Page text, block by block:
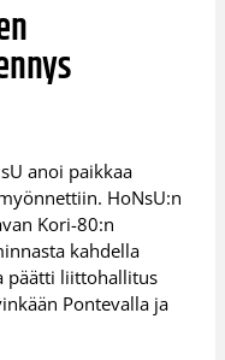
anoi paikkaa
HoNsU:n
Kori-80:n
kahdella
päätti liittohallitus
Pontevalla ja